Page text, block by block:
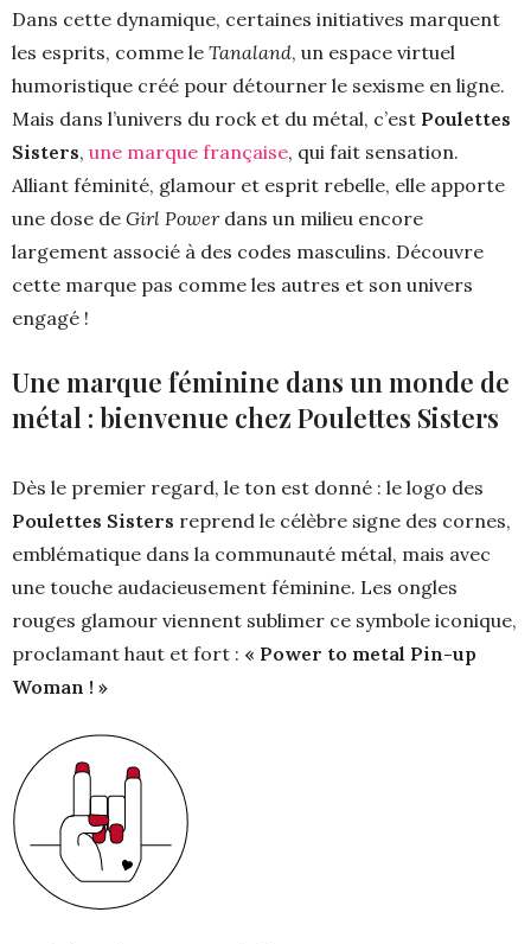
Dans cette dynamique, certaines initiatives marquent
les esprits, comme le Tanaland, un espace virtuel
humoristique créé pour détourner le sexisme en ligne.
Mais dans l’univers du rock et du métal, c’est Poulettes
Sisters, une marque française, qui fait sensation.
Alliant féminité, glamour et esprit rebelle, elle apporte
une dose de Girl Powerdans un milieu encore
largement associé à des codes masculins. Découvre
cette marque pas comme les autres et son univers
engagé !
Une marque féminine dans un monde de
métal : bienvenue chez Poulettes Sisters
Dès le premier regard, le ton est donné : le logo des
Poulettes Sisters reprend le célèbre signe des cornes,
emblématique dans la communauté métal, mais avec
une touche audacieusement féminine. Les ongles
rouges glamour viennent sublimer ce symbole iconique,
proclamant haut et fort : « Power to metal Pin-up
Woman ! »